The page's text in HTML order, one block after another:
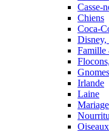
Casse-
Chiens
Coca-
Disney,
Famille
Irlande
Laine
Mariage